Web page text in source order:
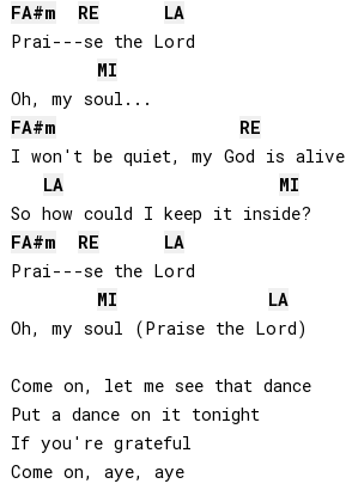
FA#m RE
LA
Prai---se the Lord
MI
FA#m
RE
I won't be quiet, my God is alive
LA
MI
FA#m RE
LA
Prai---se the Lord
MI
LA
Oh, my soul (Praise the Lord)
Come on, let me see that dance
Put a dance on it tonight
If you're grateful
Come on, aye, aye